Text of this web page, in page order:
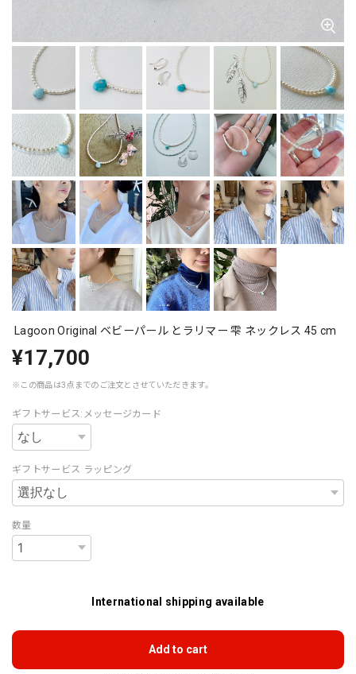
Lagoon Original ベビーパール とラリマー 雫 ネックレス 45 cm
¥17,700
※この商品は3点までのご注文とさせていただきます。
ギフトサービス:メッセージカード
ギフトサービス ラッピング
数量
International shipping available
Add to cart